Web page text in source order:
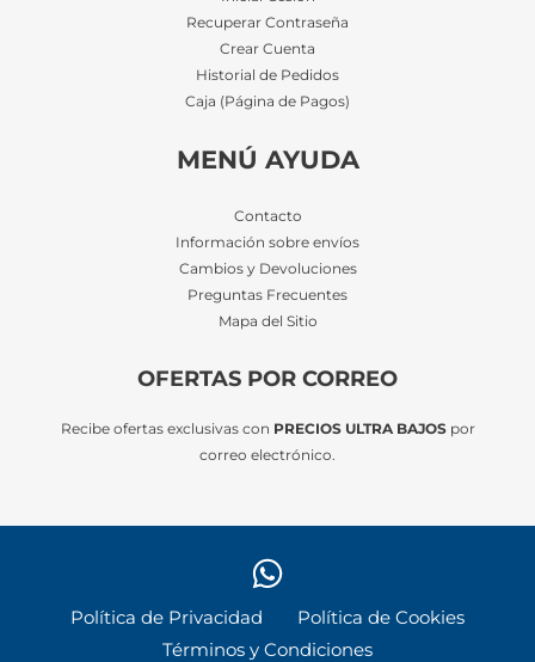
Recuperar Contraseña
Crear Cuenta
Historial de Pedidos
Caja (Página de Pagos)
MENÚ AYUDA
Contacto
Información sobre envíos
Cambios y Devoluciones
Preguntas Frecuentes
Mapa del Sitio
OFERTAS POR CORREO
Recibe ofertas exclusivas con PRECIOS ULTRA BAJOSpor
correo electrónico.
Política de Privacidad
Política de Cookies
Términos y Condiciones